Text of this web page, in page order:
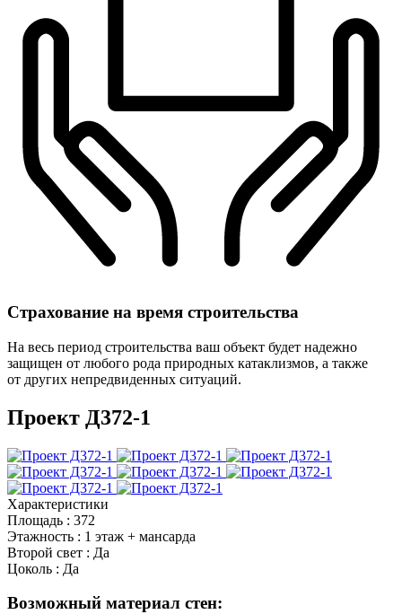
Страхование на время строительства
На весь период строительства ваш объект будет надежно
защищен от любого рода природных катаклизмов, а также
от других непредвиденных ситуаций.
Проект Д372-1
Характеристики
Площадь : 372
Этажность : 1 этаж + мансарда
Второй свет : Да
Цоколь : Да
Возможный материал стен: